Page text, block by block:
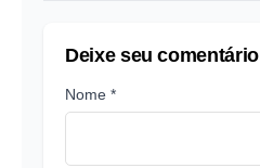
Deixe seu comentário
Nome *